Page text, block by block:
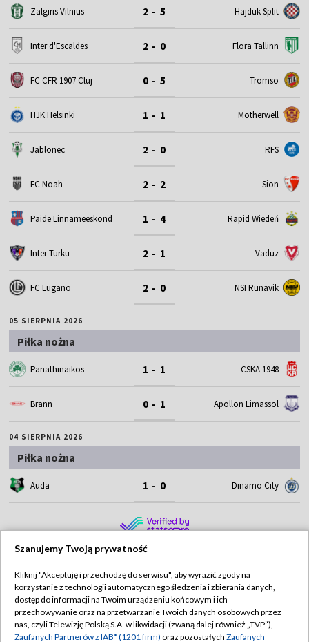
Zalgiris Vilnius 2 - 5 Hajduk Split
Inter d'Escaldes 2 - 0 Flora Tallinn
FC CFR 1907 Cluj 0 - 5 Tromso
HJK Helsinki 1 - 1 Motherwell
Jablonec 2 - 0 RFS
FC Noah 2 - 2 Sion
Paide Linnameeskond 1 - 4 Rapid Wiedeń
Inter Turku 2 - 1 Vaduz
FC Lugano 2 - 0 NSI Runavik
05 SIERPNIA 2026
Piłka nożna
Panathinaikos 1 - 1 CSKA 1948
Brann 0 - 1 Apollon Limassol
04 SIERPNIA 2026
Piłka nożna
Auda 1 - 0 Dinamo City
TVP
Abonament TVP
Sklep TVP
Regulamin TVP
Polityka prywatności
Szanujemy Twoją prywatność
Kliknij "Akceptuję i przechodzę do serwisu", aby wyrazić zgody na
korzystanie z technologii automatycznego śledzenia i zbierania danych,
dostęp do informacji na Twoim urządzeniu końcowym i ich
przechowywanie oraz na przetwarzanie Twoich danych osobowych przez
nas, czyli Telewizję Polską S.A. w likwidacji (zwaną dalej również „TVP”),
Zaufanych Partnerów z IAB* (1201 firm) oraz pozostałych Zaufanych